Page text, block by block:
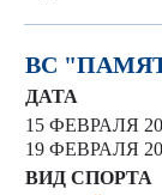
ВС
ДАТА
15 ФЕВРАЛЯ
19 ФЕВРАЛЯ
ВИД СПОРТА